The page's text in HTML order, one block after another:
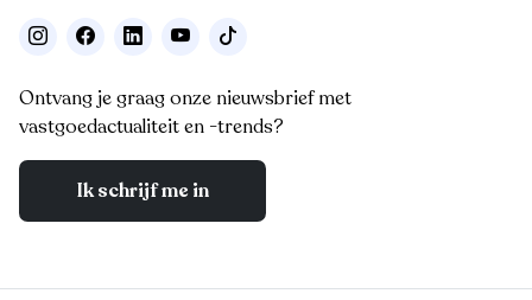
Ontvang je graag onze nieuwsbrief met
vastgoedactualiteit en -trends?
Ik schrijf me in